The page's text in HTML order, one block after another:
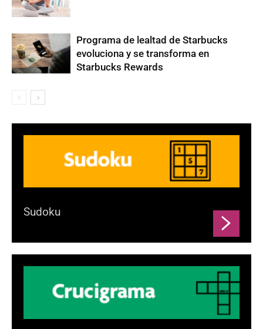
Programa de lealtad de Starbucks
evoluciona y se transforma en
Starbucks Rewards
Sudoku